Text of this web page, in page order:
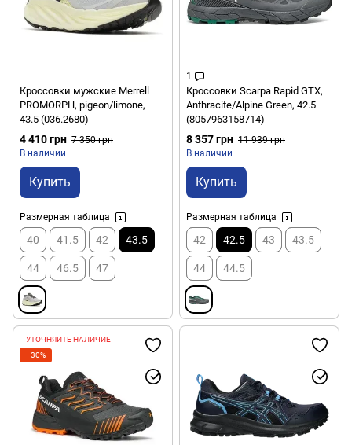
Кроссовки мужские Merrell
PROMORPH, pigeon/limone,
43.5 (036.2680)
4 410 грн 7 350 грн
В наличии
Купить
Размерная таблица
40 41.5 42 43.5
44 46.5 47
1
Кроссовки Scarpa Rapid GTX,
Anthracite/Alpine Green, 42.5
(8057963158714)
8 357 грн 11 939 грн
В наличии
Купить
Размерная таблица
42 42.5 43 43.5
44 44.5
УТОЧНЯЙТЕ НАЛИЧИЕ
−30%